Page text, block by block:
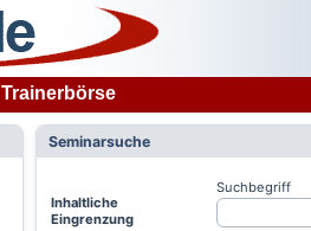
Trainerbörse
Seminarsuche
Inhaltliche
Eingrenzung
Suchbegriff